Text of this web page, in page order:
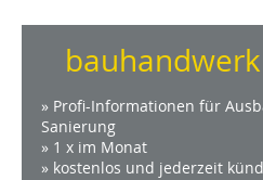
» Profi-Informationen für
Sanierung
» 1 x im Monat
» kostenlos und jederzeit